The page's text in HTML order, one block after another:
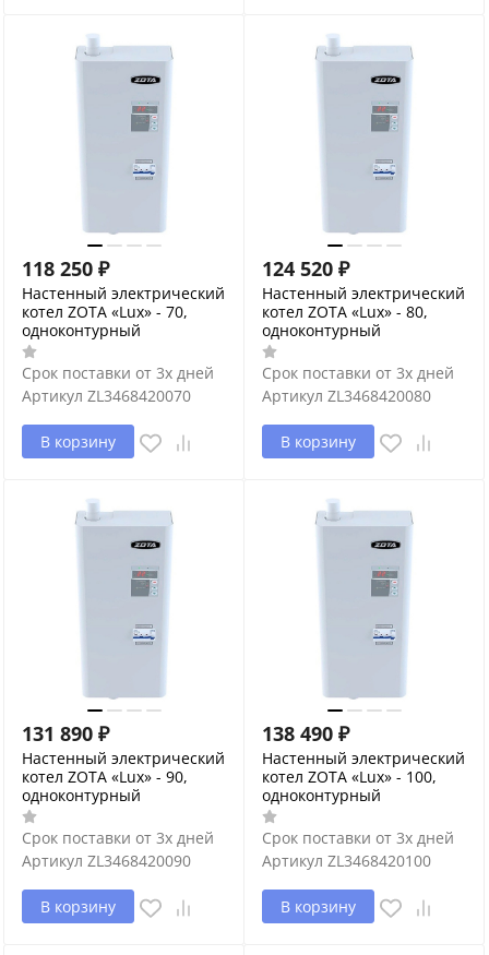
118 250 ₽
Настенный электрический
котел ZOTA «Lux» - 70,
одноконтурный
Срок поставки от 3х дней
Артикул ZL3468420070
В корзину
124 520 ₽
Настенный электрический
котел ZOTA «Lux» - 80,
одноконтурный
Срок поставки от 3х дней
Артикул ZL3468420080
В корзину
131 890 ₽
Настенный электрический
котел ZOTA «Lux» - 90,
одноконтурный
Срок поставки от 3х дней
Артикул ZL3468420090
В корзину
138 490 ₽
Настенный электрический
котел ZOTA «Lux» - 100,
одноконтурный
Срок поставки от 3х дней
Артикул ZL3468420100
В корзину